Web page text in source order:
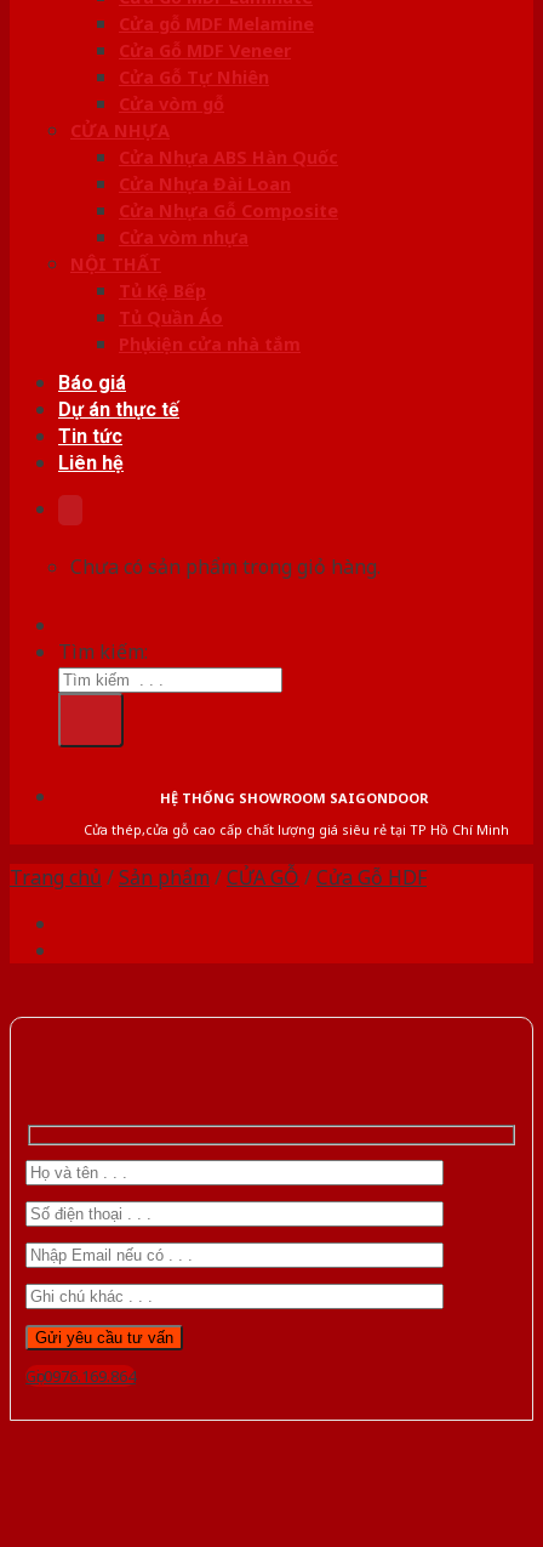
Cửa gỗ MDF Melamine
Cửa Gỗ MDF Veneer
Cửa Gỗ Tự Nhiên
Cửa vòm gỗ
CỬA NHỰA
Cửa Nhựa ABS Hàn Quốc
Cửa Nhựa Đài Loan
Cửa Nhựa Gỗ Composite
Cửa vòm nhựa
NỘI THẤT
Tủ Kệ Bếp
Tủ Quần Áo
Phụ kiện cửa nhà tắm
Báo giá
Dự án thực tế
Tin tức
Liên hệ
Chưa có sản phẩm trong giỏ hàng.
Tìm kiếm:
HỆ THỐNG SHOWROOM SAIGONDOOR
Cửa thép,cửa gỗ cao cấp chất lượng giá siêu rẻ tại TP Hồ Chí Minh
Trang chủ /Sản phẩm /CỬA GỖ /Cửa Gỗ HDF
Gọi 0976.169.864